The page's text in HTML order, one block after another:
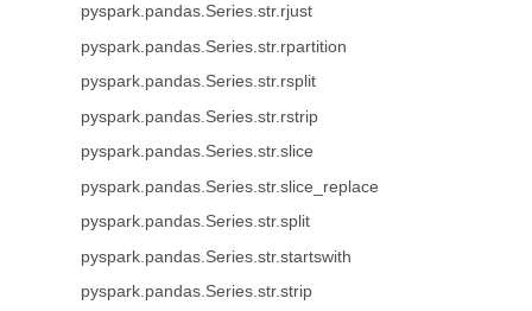
pyspark.pandas.Series.str.rjust
pyspark.pandas.Series.str.rpartition
pyspark.pandas.Series.str.rsplit
pyspark.pandas.Series.str.rstrip
pyspark.pandas.Series.str.slice
pyspark.pandas.Series.str.slice_replace
pyspark.pandas.Series.str.split
pyspark.pandas.Series.str.startswith
pyspark.pandas.Series.str.strip